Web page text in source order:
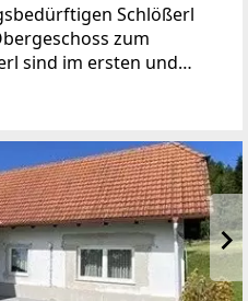
Schlößerl
zum
sind im ersten und
untergebracht und